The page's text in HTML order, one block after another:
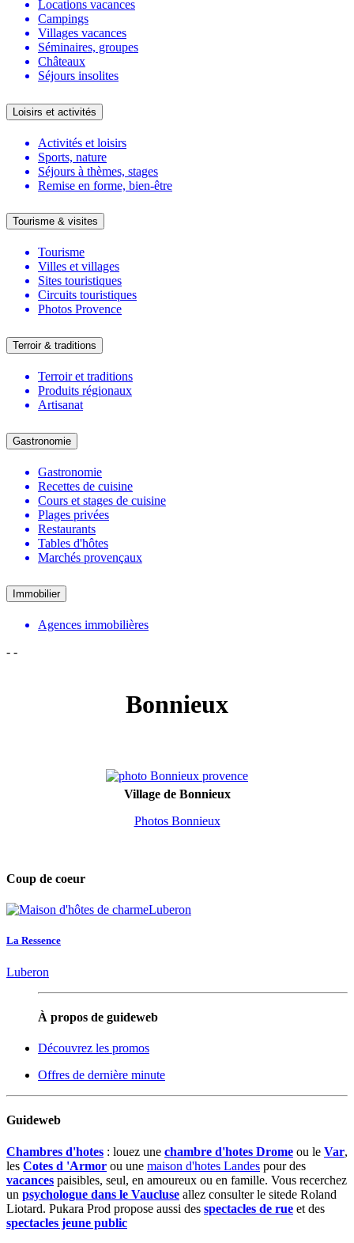
Locations vacances
Campings
Villages vacances
Séminaires, groupes
Châteaux
Séjours insolites
Loisirs et activités
Activités et loisirs
Sports, nature
Séjours à thèmes, stages
Remise en forme, bien-être
Tourisme & visites
Tourisme
Villes et villages
Sites touristiques
Circuits touristiques
Photos Provence
Terroir & traditions
Terroir et traditions
Produits régionaux
Artisanat
Gastronomie
Gastronomie
Recettes de cuisine
Cours et stages de cuisine
Plages privées
Restaurants
Tables d'hôtes
Marchés provençaux
Immobilier
Agences immobilières
- -
Bonnieux
Village de Bonnieux
Photos Bonnieux
Coup de coeur
La Ressence
Luberon
À propos de guideweb
Découvrez les promos
Offres de dernière minute
Guideweb
Chambres d'hotes : louez une chambre d'hotes Drome ou le Var,
les Cotes d 'Armor ou une maison d'hotes Landes pour des
vacances paisibles, seul, en amoureux ou en famille. Vous recerchez
un psychologue dans le Vaucluse allez consulter le sitede Roland
Liotard. Pukara Prod propose aussi des spectacles de rue et des
spectacles jeune public